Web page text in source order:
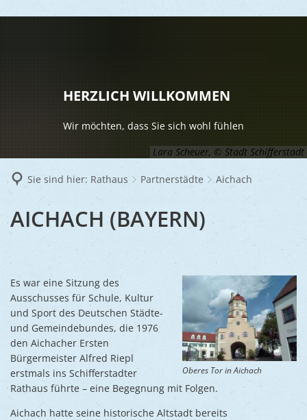
LEBEN
Vereine
Kinder
Senioren
Friedhöfe
Ukraine
RATHAUS
Aktuelles
Bürger-
Wahlen
Wir als
Schulen
Bauen,
Lara Scheuer, © Stadt Schifferstadt
HERZLICH WILLKOMMEN
Wir möchten, dass Sie sich wohl fühlen
Sie sind hier: Rathaus Partnerstädte Aichach
AICHACH
AICHACH (BAYERN)
Oberes Tor in Aichach
Es war eine Sitzung des
Ausschusses für Schule, Kultur
und Sport des Deutschen Städte-
und Gemeindebundes, die 1976
den Aichacher Ersten
Bürgermeister Alfred Riepl
erstmals ins Schifferstadter
Rathaus führte – eine Begegnung mit Folgen.
Aichach hatte seine historische Altstadt bereits